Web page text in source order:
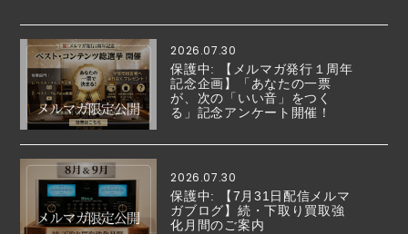
2026.07.30
保護中: 【メルマガ発行１周年
記念企画】「あなたの一票
が、次の「いい音」をつく
る」記念アンケート開催！
2026.07.30
保護中: 【7月31日配信メルマ
ガブログ】続・下取り買取強
化月間のご案内